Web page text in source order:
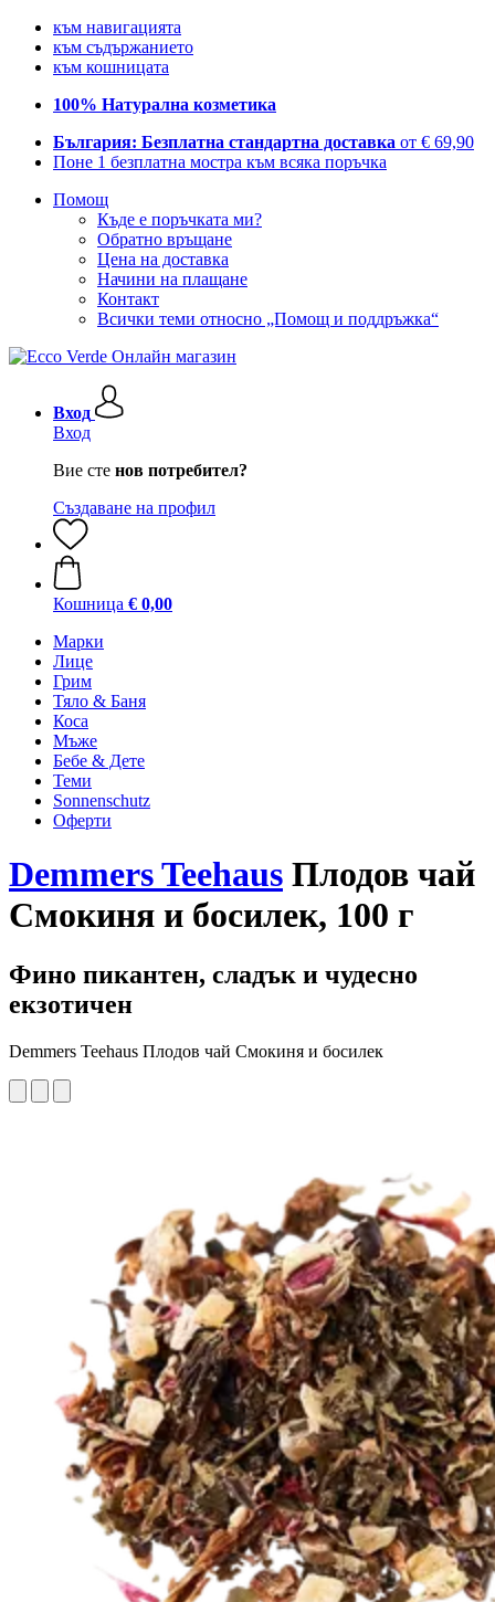
към навигацията
към съдържанието
към кошницата
100% Натурална козметика
България: Безплатна стандартна доставка от € 69,90
Поне 1 безплатна мостра към всяка поръчка
Помощ
Къде е поръчката ми?
Обратно връщане
Цена на доставка
Начини на плащане
Контакт
Всички теми относно „Помощ и поддръжка“
Вход
Вход
Вие сте нов потребител?
Създаване на профил
Кошница € 0,00
Марки
Лице
Грим
Тяло & Баня
Коса
Мъже
Бебе & Дете
Теми
Sonnenschutz
Оферти
Demmers Teehaus Плодов чай
Смокиня и босилек, 100 г
Фино пикантен, сладък и чудесно
екзотичен
Demmers Teehaus Плодов чай Смокиня и босилек